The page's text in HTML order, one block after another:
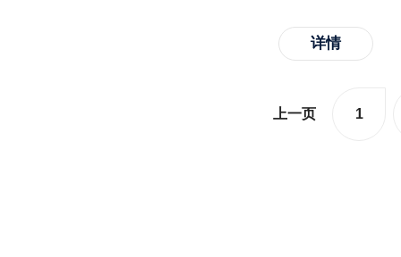
详情
上一页 1